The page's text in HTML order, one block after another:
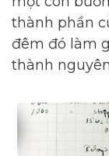
thành phần
đêm đó làm
thành